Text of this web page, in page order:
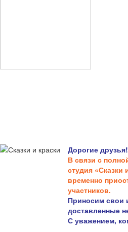
Дорогие друзья!
В связи с
студия «Сказки
временно
участников.
Приносим свои
доставленные
С уважением,